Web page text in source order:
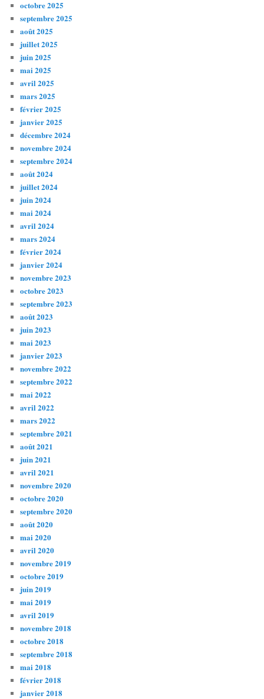
octobre 2025
septembre 2025
août 2025
juillet 2025
juin 2025
mai 2025
avril 2025
mars 2025
février 2025
janvier 2025
décembre 2024
novembre 2024
septembre 2024
août 2024
juillet 2024
juin 2024
mai 2024
avril 2024
mars 2024
février 2024
janvier 2024
novembre 2023
octobre 2023
septembre 2023
août 2023
juin 2023
mai 2023
janvier 2023
novembre 2022
septembre 2022
mai 2022
avril 2022
mars 2022
septembre 2021
août 2021
juin 2021
avril 2021
novembre 2020
octobre 2020
septembre 2020
août 2020
mai 2020
avril 2020
novembre 2019
octobre 2019
juin 2019
mai 2019
avril 2019
novembre 2018
octobre 2018
septembre 2018
mai 2018
février 2018
janvier 2018